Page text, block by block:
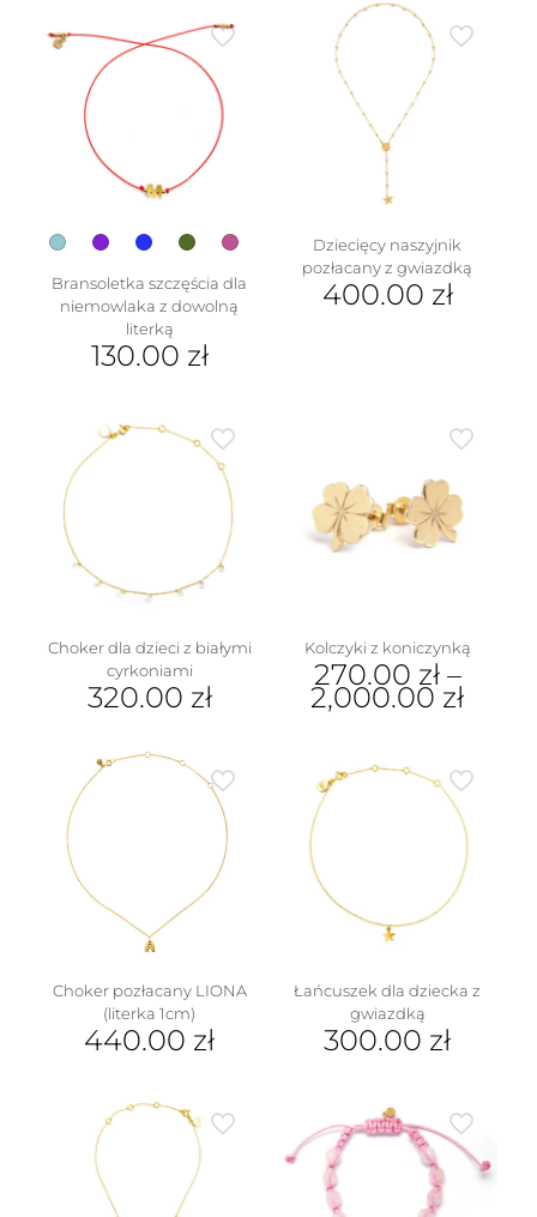
wariantów.
Opcje
produktu
Bransoletka szczęścia dla
niemowlaka z dowolną
literką
130.00 zł
ma
wariantów.
stronie
Dziecięcy naszyjnik
pozłacany z gwiazdką
400.00 zł
Choker dla dzieci z białymi
cyrkoniami
320.00 zł
Kolczyki z koniczynką
270.00 zł–
2,000.00 zł
ma
wariantów.
stronie
Choker pozłacany LIONA
(literka 1cm)
440.00 zł
ma
wariantów.
Opcje
można
Łańcuszek dla dziecka z
gwiazdką
300.00 zł